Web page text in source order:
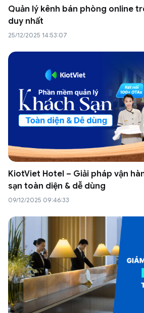
Quản lý kênh bán phòng online
duy nhất
25/12/2025 14:53:07
KiotViet Hotel – Giải pháp vận
sạn toàn diện & dễ dùng
09/12/2025 09:46:33